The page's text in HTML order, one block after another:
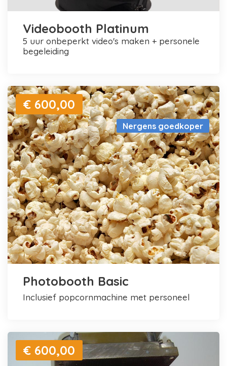
Videobooth Platinum
5 uur onbeperkt video's maken + personele
begeleiding
Nergens goedkoper
€ 600,00
Photobooth Basic
inclusief popcornmachine met personeel
€ 600,00